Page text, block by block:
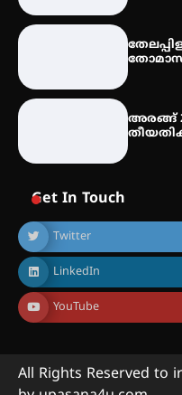
നേട്ടം
തോമാസ്
അരങ്ങ്
Get In Touch
Twitter
LinkedIn
YouTube
All Rights Reserved to